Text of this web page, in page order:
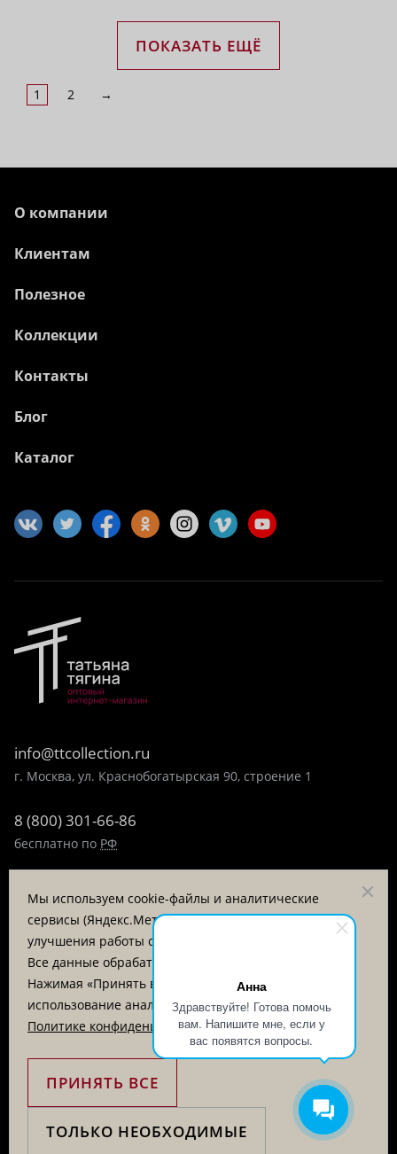
Анна
Здравствуйте! Готова помочь
вам. Напишите мне, если у
вас появятся вопросы.
ПОКАЗАТЬ ЕЩЁ
1 2 →
О компании
Клиентам
Полезное
Коллекции
Контакты
Блог
Каталог
info@ttcollection.ru
г. Москва, ул. Краснобогатырская 90, строение 1
8 (800) 301-66-86
бесплатно по РФ
пн-пт 9:00-17:00
Заказать звонок
© «Татьяна Тягина», 1995 - 2026
Вся информация на сайте представлена для ознакомления
и не является публичной офертой
Мы используем cookie-файлы и аналитические
сервисы (Яндекс.Метрика, VK Retargeting) для
улучшения работы сайта и анализа посещаемости.
Все данные обрабатываются на серверах в РФ.
Нажимая «Принять все», вы соглашаетесь на
использование аналитических cookie. Подробнее в
Политике конфиденциальности.
ПРИНЯТЬ ВСЕ
ТОЛЬКО НЕОБХОДИМЫЕ